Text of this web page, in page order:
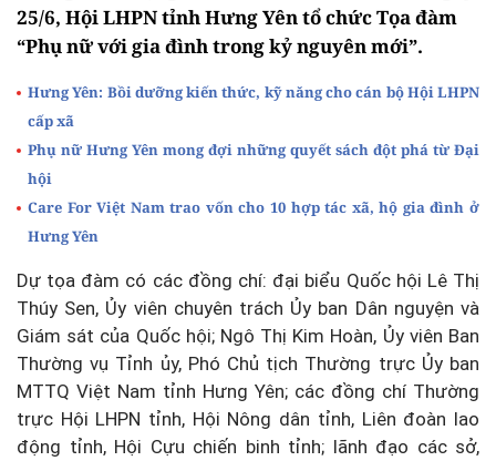
25/6, Hội LHPN tỉnh Hưng Yên tổ chức Tọa đàm
“Phụ nữ với gia đình trong kỷ nguyên mới”.
Hưng Yên: Bồi dưỡng kiến thức, kỹ năng cho cán bộ Hội LHPN
cấp xã
Phụ nữ Hưng Yên mong đợi những quyết sách đột phá từ Đại
hội
Care For Việt Nam trao vốn cho 10 hợp tác xã, hộ gia đình ở
Hưng Yên
Dự tọa đàm có các đồng chí: đại biểu Quốc hội Lê Thị
Thúy Sen, Ủy viên chuyên trách Ủy ban Dân nguyện và
Giám sát của Quốc hội; Ngô Thị Kim Hoàn, Ủy viên Ban
Thường vụ Tỉnh ủy, Phó Chủ tịch Thường trực Ủy ban
MTTQ Việt Nam tỉnh Hưng Yên; các đồng chí Thường
trực Hội LHPN tỉnh, Hội Nông dân tỉnh, Liên đoàn lao
động tỉnh, Hội Cựu chiến binh tỉnh; lãnh đạo các sở,